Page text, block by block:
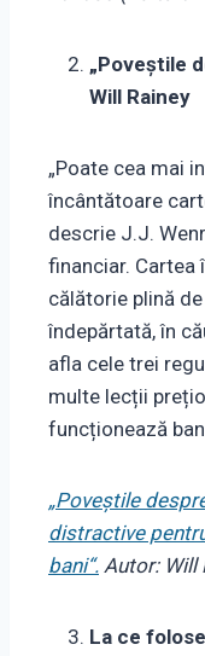
„Poveștile
Will Rainey
„Poate cea mai
încântătoare
descrie J.J.
financiar. Cartea
călătorie plină
îndepărtată, în
afla cele trei
multe lecții
funcționează
„Poveștile
distractive
bani“. Autor: Will
La ce